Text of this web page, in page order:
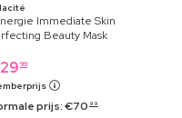
Immediate Skin
Beauty Mask
29 99
prijs:€70 99